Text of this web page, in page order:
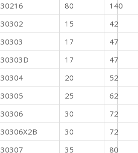
30216
80
140
30302
15
42
30303
17
47
30303D
17
47
30304
20
52
30305
25
62
30306
30
72
30306X2B
30
72
30307
35 80